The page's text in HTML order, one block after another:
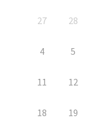
27 28
4 5
11 12
18 19